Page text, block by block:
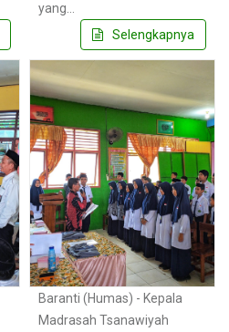
yang…
Selengkapnya
Baranti (Humas) - Kepala
Madrasah Tsanawiyah